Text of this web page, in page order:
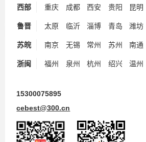
西部 重庆 成都 西安 贵阳 昆明
鲁晋 太原 临沂 淄博 青岛 潍坊
苏皖 南京 无锡 常州 苏州 南通
浙闽 福州 泉州 杭州 绍兴 温州
15300075895
cebest@300.cn